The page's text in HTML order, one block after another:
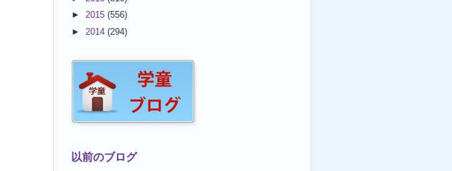
► 2015 (556)
► 2014 (294)
以前のブログ